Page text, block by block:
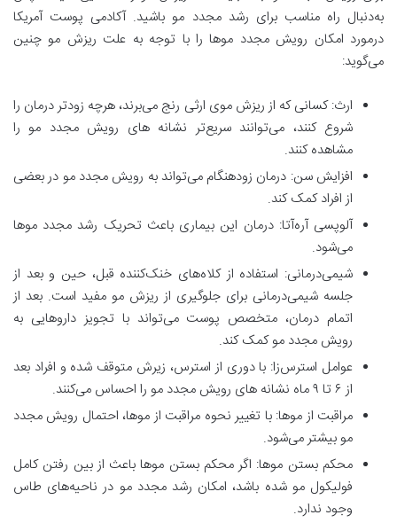
به‌دنبال راه مناسب برای رشد مجدد مو باشید. آکادمی پوست آمریکا
درمورد امکان رویش مجدد موها را با توجه به علت ریزش مو چنین
می‌گوید:
ارث: کسانی که از ریزش موی ارثی رنج می‌برند، هرچه زودتر درمان را
شروع کنند، می‌توانند سریع‌تر نشانه های رویش مجدد مو را
مشاهده کنند.
افزایش سن: درمان زودهنگام می‌تواند به رویش مجدد مو در بعضی
از افراد کمک کند.
آلوپسی آره‌آتا: درمان این بیماری باعث تحریک رشد مجدد موها
می‌شود.
شیمی‌درمانی: استفاده از کلاه‌های خنک‌کننده قبل، حین و بعد از
جلسه شیمی‌درمانی برای جلوگیری از ریزش مو مفید است. بعد از
اتمام درمان، متخصص پوست می‌تواند با تجویز داروهایی به
رویش مجدد مو کمک کند.
عوامل استرس‌زا: با دوری از استرس، زیرش متوقف شده و افراد بعد
از ۶ تا ۹ ماه نشانه های رویش مجدد مو را احساس می‌کنند.
مراقبت از موها: با تغییر نحوه مراقبت از موها، احتمال رویش مجدد
مو بیشتر می‌شود.
محکم بستن موها: اگر محکم بستن موها باعث از بین رفتن کامل
فولیکول مو شده باشد، امکان رشد مجدد مو در ناحیه‌های طاس
وجود ندارد.